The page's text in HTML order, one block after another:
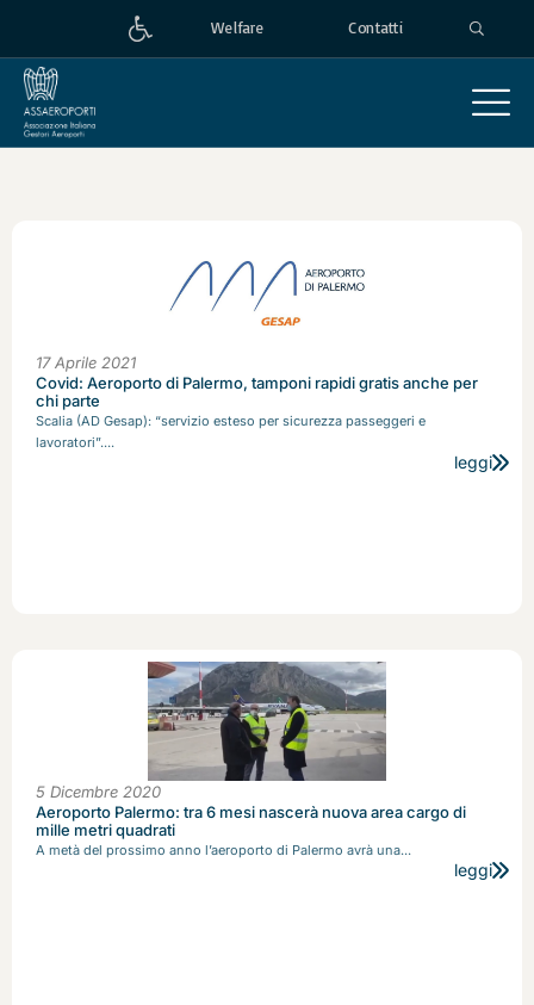
Welfare Contatti
17 Aprile 2021
Covid: Aeroporto di Palermo, tamponi rapidi gratis anche per
chi parte
Scalia (AD Gesap): “servizio esteso per sicurezza passeggeri e
lavoratori”....
leggi
5 Dicembre 2020
Aeroporto Palermo: tra 6 mesi nascerà nuova area cargo di
mille metri quadrati
A metà del prossimo anno l’aeroporto di Palermo avrà una...
leggi